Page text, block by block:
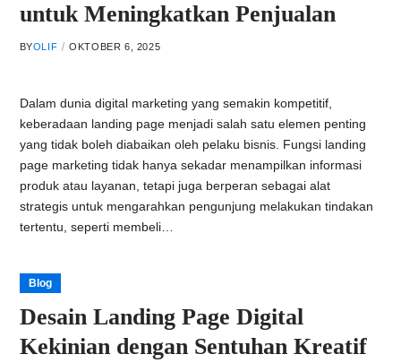
untuk Meningkatkan Penjualan
BYOLIF OKTOBER 6, 2025
Dalam dunia digital marketing yang semakin kompetitif,
keberadaan landing page menjadi salah satu elemen penting
yang tidak boleh diabaikan oleh pelaku bisnis. Fungsi landing
page marketing tidak hanya sekadar menampilkan informasi
produk atau layanan, tetapi juga berperan sebagai alat
strategis untuk mengarahkan pengunjung melakukan tindakan
tertentu, seperti membeli…
Blog
Desain Landing Page Digital
Kekinian dengan Sentuhan Kreatif